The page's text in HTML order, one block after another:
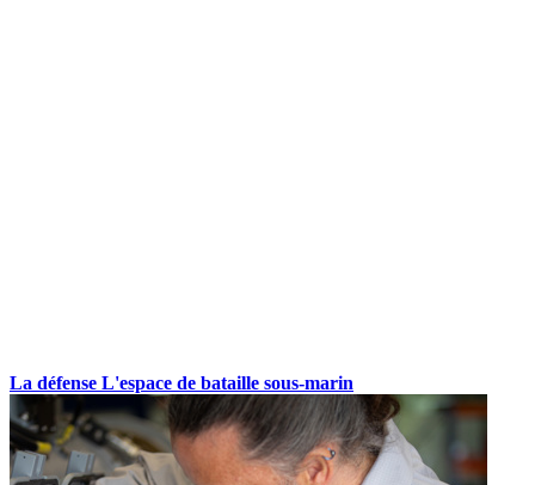
La défense L'espace de bataille sous-marin